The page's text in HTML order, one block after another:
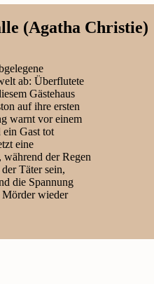
(Agatha Christie)
ab: Überflutete
Gästehaus
auf ihre ersten
warnt vor einem
Gast tot
eine
der Regen
Täter sein,
die Spannung
wieder